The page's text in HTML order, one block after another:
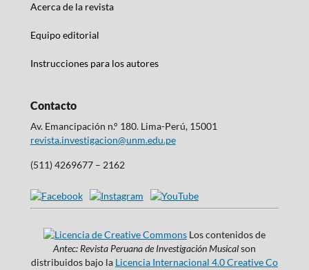
Acerca de la revista
Equipo editorial
Instrucciones para los autores
Contacto
Av. Emancipación n.° 180. Lima-Perú, 15001
revista.investigacion@unm.edu.pe
(511) 4269677 – 2162
Los contenidos de
Antec: Revista Peruana de Investigación Musicalson
distribuidos bajo la Licencia Internacional 4.0 Creative Co